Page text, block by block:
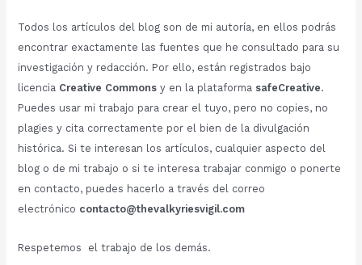
Todos los artículos del blog son de mi autoría, en ellos podrás
encontrar exactamente las fuentes que he consultado para su
investigación y redacción. Por ello, están registrados bajo
licencia Creative Commonsy en la plataforma safeCreative.
Puedes usar mi trabajo para crear el tuyo, pero no copies, no
plagies y cita correctamente por el bien de la divulgación
histórica. Si te interesan los artículos, cualquier aspecto del
blog o de mi trabajo o si te interesa trabajar conmigo o ponerte
en contacto, puedes hacerlo a través del correo
electrónico contacto@thevalkyriesvigil.com
Respetemos el trabajo de los demás.